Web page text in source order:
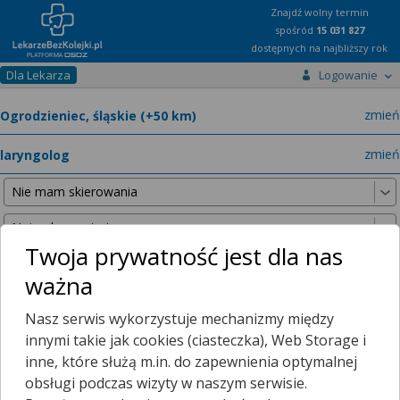
Znajdź wolny termin
spośród 15 031 827
dostępnych na najbliższy rok
Dla Lekarza Logowanie
zmień
zmień
Nie znaleźliśmy żadnych lekarzy w promieniu25 km , dlatego
zwiększyliśmy promień wyszukiwania do
50 km
Mamy dla Ciebie porady zdalne!
Twoja prywatność jest dla nas
ważna
Nasz serwis wykorzystuje mechanizmy między
innymi takie jak cookies (ciasteczka), Web Storage i
inne, które służą m.in. do zapewnienia optymalnej
obsługi podczas wizyty w naszym serwisie.